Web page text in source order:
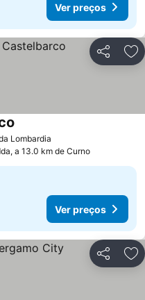
Ver preços
Partilhar
Lombardia
a 13.0 km de Curno
Ver preços
Partilhar